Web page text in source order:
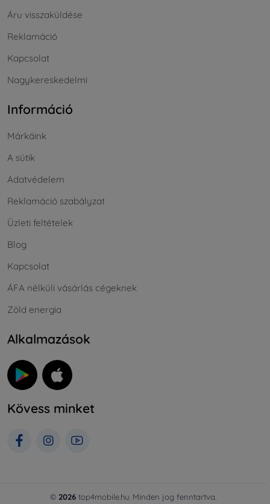
Áru visszaküldése
Reklamáció
Kapcsolat
Nagykereskedelmi
Információ
Márkáink
A sütik
Adatvédelem
Reklamáció szabályzat
Üzleti feltételek
Blog
Kapcsolat
ÁFA nélküli vásárlás cégeknek
Zöld energia
Alkalmazások
Kövess minket
© 2026 top4mobile.hu. Minden jog fenntartva.